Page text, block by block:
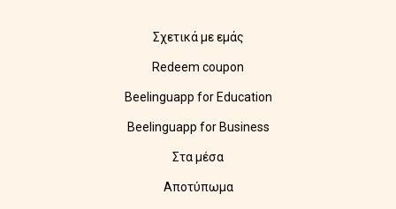
Σχετικά με εμάς
Redeem coupon
Beelinguapp for Education
Beelinguapp for Business
Στα μέσα
Αποτύπωμα